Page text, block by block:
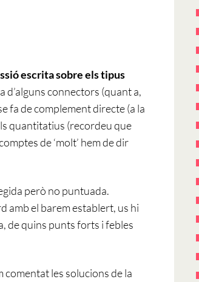
escrita sobre els tipus
connectors (quant a,
fa de complement directe (a la
quantitatius (recordeu que
de ‘molt’ hem de dir
però no puntuada.
amb el barem establert, us hi
de quins punts forts i febles
comentat les solucions de la